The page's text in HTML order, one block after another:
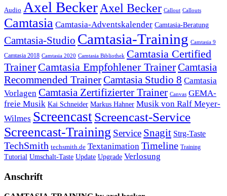
Audio Axel Becker Axel Becker Callout Callouts
Camtasia Camtasia-Adventskalender Camtasia-Beratung
Camtasia-Studio Camtasia-Training Camtasia 9
Camtasia 2018 Camtasia 2020 Camtasia Bibliothek Camtasia Certified
Trainer Camtasia Empfohlener TrainerCamtasia
Recommended TrainerCamtasia Studio 8 Camtasia
Vorlagen Camtasia Zertifizierter Trainer Canvas GEMA-
freie Musik Kai Schneider Markus Hahner Musik von Ralf Meyer-
Wilmes ScreencastScreencast-Service
Screencast-Training Service Snagit Strg-Taste
TechSmith techsmith.de Textanimation Timeline Training
Tutorial Umschalt-Taste Update Upgrade Verlosung
Anschrift